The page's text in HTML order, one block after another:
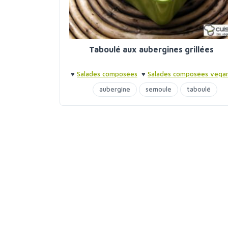
Taboulé aux aubergines grillées
♥ Salades composées ♥ Salades composées
Barbecue entre amis Barbecue entre amis
aubergine semoule taboulé